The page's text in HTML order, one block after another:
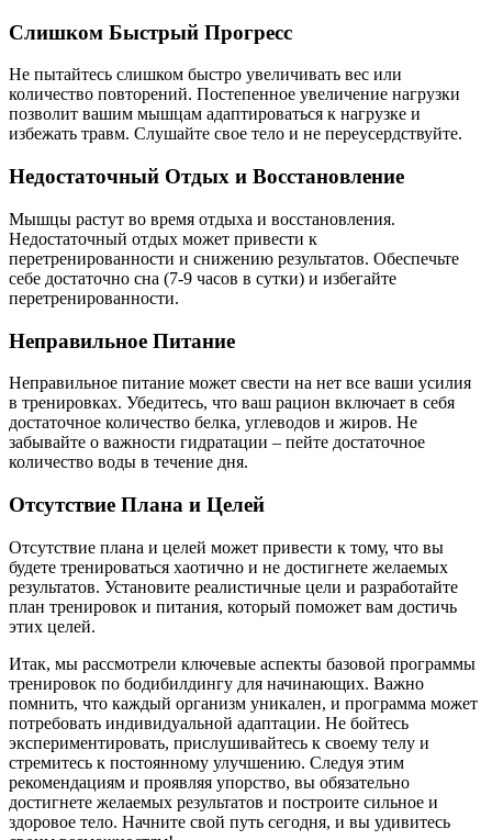
Слишком Быстрый Прогресс
Не пытайтесь слишком быстро увеличивать вес или
количество повторений. Постепенное увеличение нагрузки
позволит вашим мышцам адаптироваться к нагрузке и
избежать травм. Слушайте свое тело и не переусердствуйте.
Недостаточный Отдых и Восстановление
Мышцы растут во время отдыха и восстановления.
Недостаточный отдых может привести к
перетренированности и снижению результатов. Обеспечьте
себе достаточно сна (7-9 часов в сутки) и избегайте
перетренированности.
Неправильное Питание
Неправильное питание может свести на нет все ваши усилия
в тренировках. Убедитесь, что ваш рацион включает в себя
достаточное количество белка, углеводов и жиров. Не
забывайте о важности гидратации – пейте достаточное
количество воды в течение дня.
Отсутствие Плана и Целей
Отсутствие плана и целей может привести к тому, что вы
будете тренироваться хаотично и не достигнете желаемых
результатов. Установите реалистичные цели и разработайте
план тренировок и питания, который поможет вам достичь
этих целей.
Итак, мы рассмотрели ключевые аспекты базовой программы
тренировок по бодибилдингу для начинающих. Важно
помнить, что каждый организм уникален, и программа может
потребовать индивидуальной адаптации. Не бойтесь
экспериментировать, прислушивайтесь к своему телу и
стремитесь к постоянному улучшению. Следуя этим
рекомендациям и проявляя упорство, вы обязательно
достигнете желаемых результатов и построите сильное и
здоровое тело. Начните свой путь сегодня, и вы удивитесь